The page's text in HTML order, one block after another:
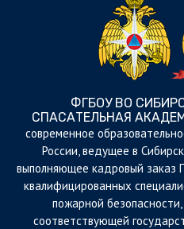
ФГБОУ ВО
СПАСАТЕЛЬНАЯ
cовременное
России, ведущее в
выполняющее кадровый заказ
квалифицированных
пожарной
соответствующей